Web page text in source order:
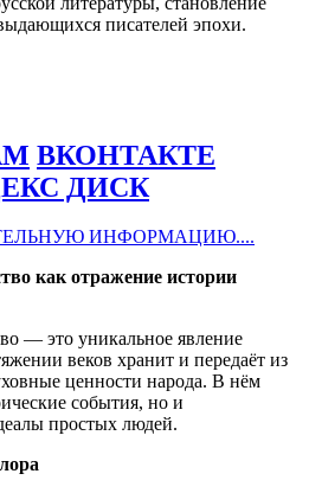
писателей эпохи.
ВКОНТАКТЕ
ДИСК
ИНФОРМАЦИЮ....
как отражение истории
— это уникальное явление
веков хранит и передаёт из
ценности народа. В нём
события, но и
простых людей.